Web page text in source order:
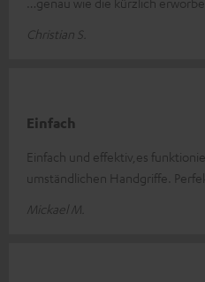
Christian S.
Einfach
Einfach und effektiv,es
umständlichen Handgriffe.
Mickael M.